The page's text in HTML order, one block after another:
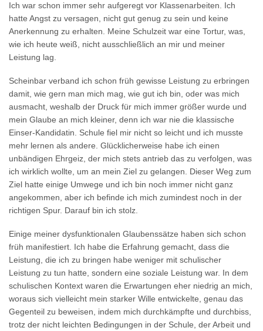
Ich war schon immer sehr aufgeregt vor Klassenarbeiten. Ich
hatte Angst zu versagen, nicht gut genug zu sein und keine
Anerkennung zu erhalten. Meine Schulzeit war eine Tortur, was,
wie ich heute weiß, nicht ausschließlich an mir und meiner
Leistung lag.
Scheinbar verband ich schon früh gewisse Leistung zu erbringen
damit, wie gern man mich mag, wie gut ich bin, oder was mich
ausmacht, weshalb der Druck für mich immer größer wurde und
mein Glaube an mich kleiner, denn ich war nie die klassische
Einser-Kandidatin. Schule fiel mir nicht so leicht und ich musste
mehr lernen als andere. Glücklicherweise habe ich einen
unbändigen Ehrgeiz, der mich stets antrieb das zu verfolgen, was
ich wirklich wollte, um an mein Ziel zu gelangen. Dieser Weg zum
Ziel hatte einige Umwege und ich bin noch immer nicht ganz
angekommen, aber ich befinde ich mich zumindest noch in der
richtigen Spur. Darauf bin ich stolz.
Einige meiner dysfunktionalen Glaubenssätze haben sich schon
früh manifestiert. Ich habe die Erfahrung gemacht, dass die
Leistung, die ich zu bringen habe weniger mit schulischer
Leistung zu tun hatte, sondern eine soziale Leistung war. In dem
schulischen Kontext waren die Erwartungen eher niedrig an mich,
woraus sich vielleicht mein starker Wille entwickelte, genau das
Gegenteil zu beweisen, indem mich durchkämpfte und durchbiss,
trotz der nicht leichten Bedingungen in der Schule, der Arbeit und